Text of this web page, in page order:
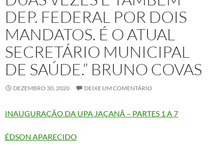
DEP. FEDERAL POR DOIS
MANDATOS. É O ATUAL
SECRETÁRIO MUNICIPAL
DE SAÚDE.” BRUNO COVAS
DEZEMBRO 30, 2020 DEIXE UM COMENTÁRIO
INAUGURAÇÃO DA UPA JAÇANÃ – PARTES 1 A 7
ÉDSON APARECIDO